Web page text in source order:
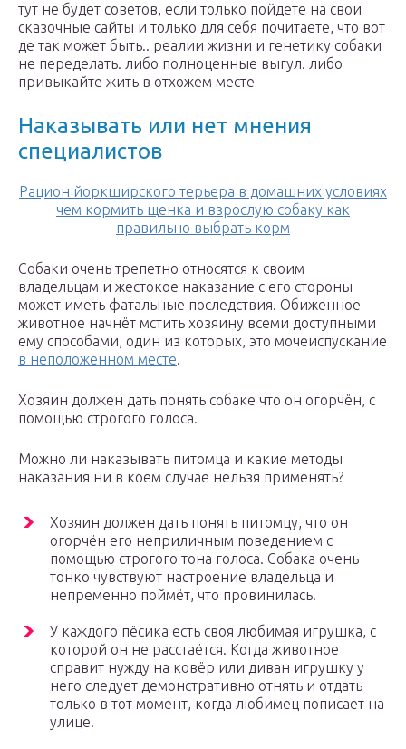
тут не будет советов, если только пойдете на свои
сказочные сайты и только для себя почитаете, что вот
де так может быть.. реалии жизни и генетику собаки
не переделать. либо полноценные выгул. либо
привыкайте жить в отхожем месте
Наказывать или нет мнения
специалистов
Рацион йоркширского терьера в домашних условиях
чем кормить щенка и взрослую собаку как
правильно выбрать корм
Собаки очень трепетно относятся к своим
владельцам и жестокое наказание с его стороны
может иметь фатальные последствия. Обиженное
животное начнёт мстить хозяину всеми доступными
ему способами, один из которых, это мочеиспускание
в неположенном месте.
Хозяин должен дать понять собаке что он огорчён, с
помощью строгого голоса.
Можно ли наказывать питомца и какие методы
наказания ни в коем случае нельзя применять?
Хозяин должен дать понять питомцу, что он
огорчён его неприличным поведением с
помощью строгого тона голоса. Собака очень
тонко чувствуют настроение владельца и
непременно поймёт, что провинилась.
У каждого пёсика есть своя любимая игрушка, с
которой он не расстаётся. Когда животное
справит нужду на ковёр или диван игрушку у
него следует демонстративно отнять и отдать
только в тот момент, когда любимец пописает на
улице.